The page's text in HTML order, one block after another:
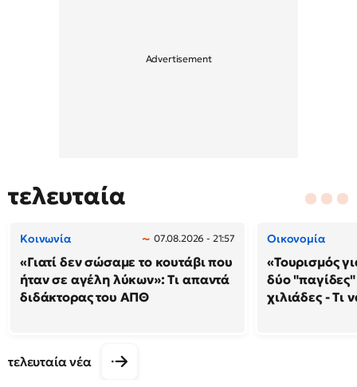
τελευταία
Κοινωνία 07.08.2026 - 21:57
«Γιατί δεν σώσαμε το κουτάβι που
ήταν σε αγέλη λύκων»: Τι απαντά
διδάκτορας του ΑΠΘ
Οικονομία
«Τουρισμός
δύο
χιλιάδες - Τι
τελευταία νέα